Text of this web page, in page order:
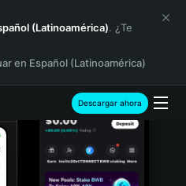
(Latinoamérica). ¿Te
en Español (Latinoamérica)
Descargar ahora